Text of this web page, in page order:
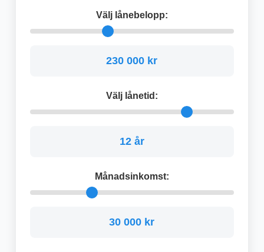
Välj lånebelopp:
230 000 kr
Välj lånetid:
12 år
Månadsinkomst:
30 000 kr